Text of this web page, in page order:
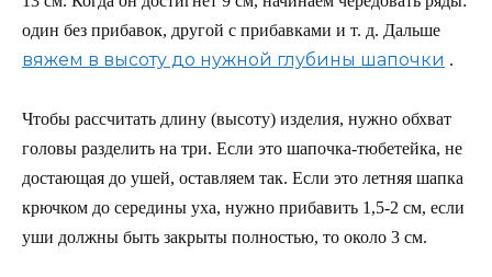
один без прибавок, другой с прибавками и т. д. Дальше
вяжем в высоту до нужной глубины шапочки .
Чтобы рассчитать длину (высоту) изделия, нужно обхват
головы разделить на три. Если это шапочка-тюбетейка, не
достающая до ушей, оставляем так. Если это летняя шапка
крючком до середины уха, нужно прибавить 1,5-2 см, если
уши должны быть закрыты полностью, то около 3 см.